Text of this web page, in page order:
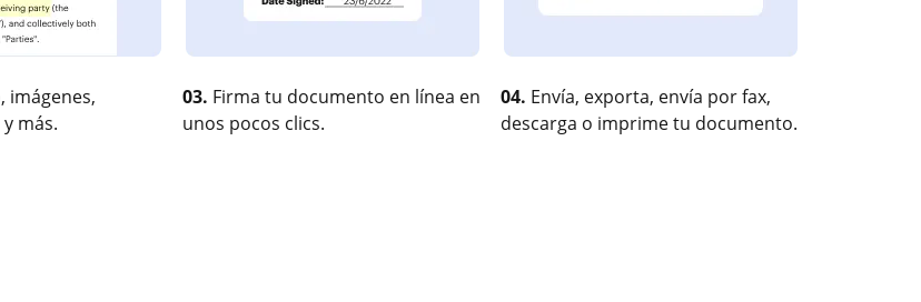
imágenes,
más.
03. Firma tu documento en línea en
unos pocos clics.
04. Envía, exporta, envía por fax,
descarga o imprime tu documento.